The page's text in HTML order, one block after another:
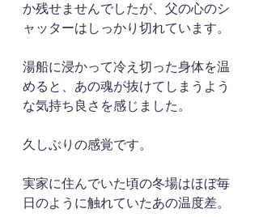
か残せませんでしたが、父の心のシ
ャッターはしっかり切れています。
湯船に浸かって冷え切った身体を温
めると、あの魂が抜けてしまうよう
な気持ち良さを感じました。
久しぶりの感覚です。
実家に住んでいた頃の冬場はほぼ毎
日のように触れていたあの温度差。